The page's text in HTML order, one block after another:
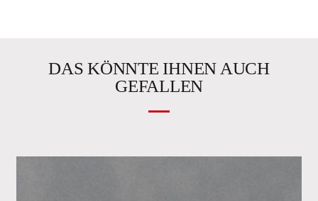
DAS KÖNNTE IHNEN AUCH
GEFALLEN